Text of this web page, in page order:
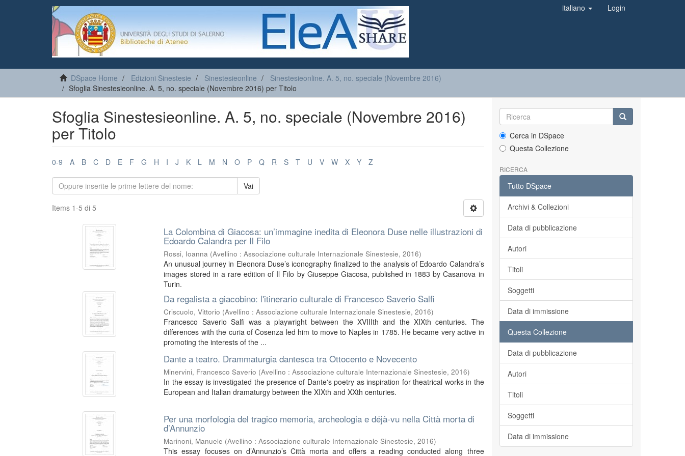
italiano Login
DSpace Home Edizioni Sinestesie Sinestesieonline
Sinestesieonline. A. 5, no. speciale (Novembre 2016)
Sfoglia Sinestesieonline. A. 5, no. speciale (Novembre 2016) per Titolo
Sfoglia Sinestesieonline. A. 5, no. speciale (Novembre 2016)
per Titolo
0-9 A B C D E F G H I J K L M N O P Q R S T U V W X Y Z
Vai
Items 1-5 di 5
La Colombina di Giacosa: un’immagine inedita di Eleonora Duse nelle illustrazioni di
Edoardo Calandra per Il Filo
Rossi, Ioanna (Avellino : Associazione culturale Internazionale Sinestesie,2016)
An unusual journey in Eleonora Duse’s iconography finalized to the analysis of Edoardo Calandra’s
images stored in a rare edition of Il Filo by Giuseppe Giacosa, published in 1883 by Casanova in
Turin.
Da regalista a giacobino: l'itinerario culturale di Francesco Saverio Salfi
Criscuolo, Vittorio (Avellino : Associazione culturale Internazionale Sinestesie,2016)
Francesco Saverio Salfi was a playwright between the XVIIIth and the XIXth centuries. The
differences with the curia of Cosenza led him to move to Naples in 1785. He became very active in
promoting the interests of the ...
Dante a teatro. Drammaturgia dantesca tra Ottocento e Novecento
Minervini, Francesco Saverio (Avellino : Associazione culturale Internazionale Sinestesie,2016)
In the essay is investigated the presence of Dante's poetry as inspiration for theatrical works in the
European and Italian dramaturgy between the XIXth and XXth centuries.
Per una morfologia del tragico memoria, archeologia e déjà-vu nella Città morta di
d’Annunzio
Marinoni, Manuele (Avellino : Associazione culturale Internazionale Sinestesie,2016)
This essay focuses on d’Annunzio’s Città morta and offers a reading conducted along three
Cerca in DSpace
Questa Collezione
RICERCA
Tutto DSpace
Archivi & Collezioni
Data di pubblicazione
Autori
Titoli
Soggetti
Data di immissione
Questa Collezione
Data di pubblicazione
Autori
Titoli
Soggetti
Data di immissione